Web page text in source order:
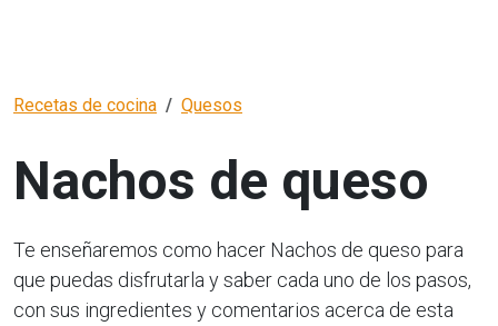
Recetas de cocina Quesos
Nachos de queso
Te enseñaremos como hacer Nachos de queso para
que puedas disfrutarla y saber cada uno de los pasos,
con sus ingredientes y comentarios acerca de esta